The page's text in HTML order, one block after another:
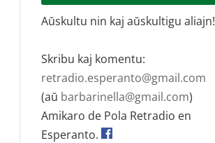
Aŭskultu nin kaj aŭskultigu aliajn!
Skribu kaj komentu:
retradio.esperanto@gmail.com
(aŭ barbarinella@gmail.com)
Amikaro de Pola Retradio en
Esperanto.